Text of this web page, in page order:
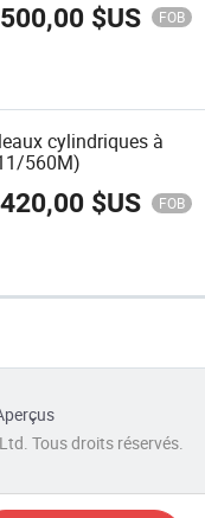
$US FOB
cylindriques à
560M)
$US FOB
Tous droits réservés.